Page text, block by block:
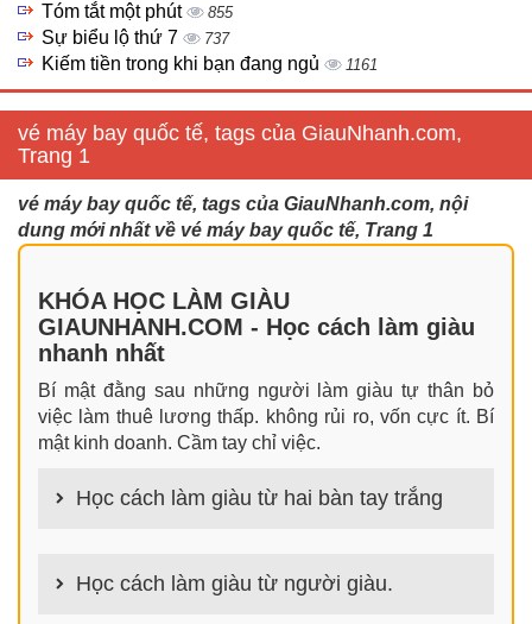
Tóm tắt một phút 855
Sự biểu lộ thứ 7 737
Kiếm tiền trong khi bạn đang ngủ 1161
vé máy bay quốc tế, tags của GiauNhanh.com,
Trang 1
vé máy bay quốc tế, tags của GiauNhanh.com, nội
dung mới nhất về vé máy bay quốc tế, Trang 1
KHÓA HỌC LÀM GIÀU
GIAUNHANH.COM - Học cách làm giàu
nhanh nhất
Bí mật đằng sau những người làm giàu tự thân bỏ
việc làm thuê lương thấp. không rủi ro, vốn cực ít. Bí
mật kinh doanh. Cầm tay chỉ việc.
Học cách làm giàu từ hai bàn tay trắng
nhưng hiệu quả bất ngờ. Bạn có thể thành công ngay
cả khi không có gì trong tay.
Học cách làm giàu từ người giàu.